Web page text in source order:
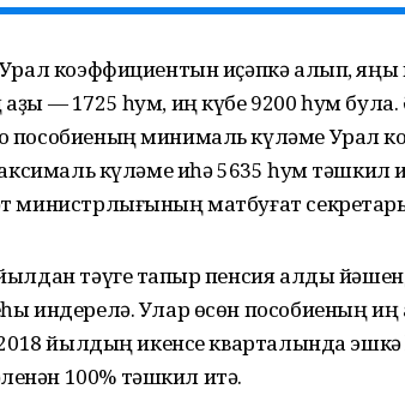
Урал коэффициентын иҫәпкә алып,
— 1725 һум, иң күбе 9200 һум була.
пособиеның минималь күләме Урал
күләме иһә 5635 һум тәшкил
министрлығының матбуғат
тәүге тапҡыр пенсия алды
индерелә. Улар өсөн пособиеның
йылдың икенсе кварталында
100% тәшкил итә.